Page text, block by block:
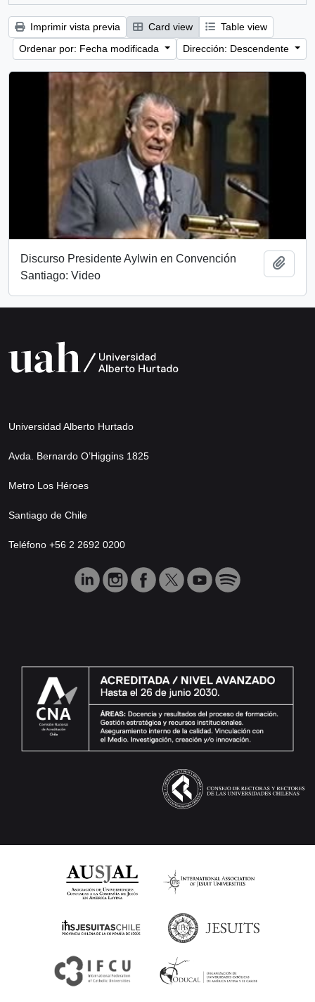
Imprimir vista previa Card view
Table view
Ordenar por: Fecha modificada
Dirección: Descendente
Discurso Presidente Aylwin en Convención
Santiago: Video
Universidad Alberto Hurtado
Avda. Bernardo O’Higgins 1825
Metro Los Héroes
Santiago de Chile
Teléfono +56 2 2692 0200